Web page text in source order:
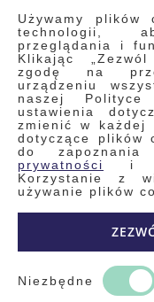
Używamy plików
technologii,
przeglądania i
Klikając
zgodę na
urządzeniu
naszej
ustawienia
zmienić w każdej
dotyczące plików
do
prywatności
i
Korzystanie z
używanie plików
Niezbędne
Regulamin
Polityka
Wyszukiwane frazy
Wyszukiwanie
Zamówienia
Skontaktuj się z
Odstąp od umowy
Kontakt